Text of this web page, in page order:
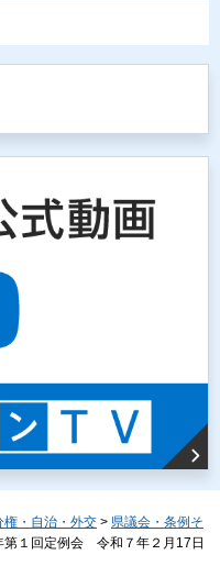
権・自治・外交 > 県議会・条例そ
１回定例会 令和７年２月17日